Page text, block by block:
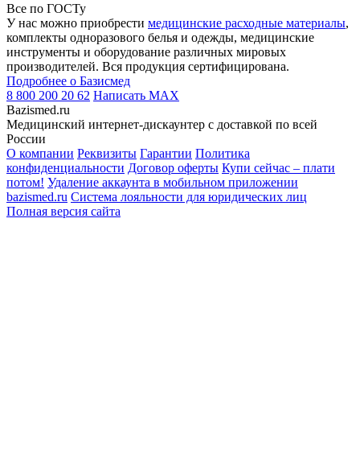
Все по ГОСТу
У нас можно приобрести медицинские расходные материалы,
комплекты одноразового белья и одежды, медицинские
инструменты и оборудование различных мировых
производителей. Вся продукция сертифицирована.
Подробнее о Базисмед
8 800 200 20 62 Написать MAX
Bazismed.ru
Медицинский интернет-дискаунтер с доставкой по всей
России
О компании Реквизиты Гарантии Политика
конфиденциальности Договор оферты Купи сейчас – плати
потом! Удаление аккаунта в мобильном приложении
bazismed.ru Система лояльности для юридических лиц
Полная версия сайта